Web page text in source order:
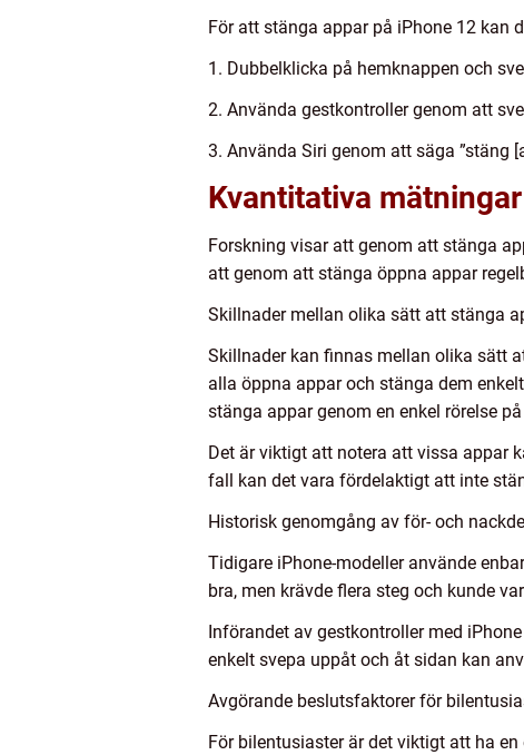
För att stänga appar på iPhone 12 kan
1. Dubbelklicka på hemknappen och
2. Använda gestkontroller genom att
3. Använda Siri genom att säga ”stäng
Kvantitativa
Forskning visar att genom att stänga
att genom att stänga öppna appar
Skillnader mellan olika sätt att stänga
Skillnader kan finnas mellan olika sätt
alla öppna appar och stänga dem
stänga appar genom en enkel rörelse
Det är viktigt att notera att vissa appar
fall kan det vara fördelaktigt att inte
Historisk genomgång av för- och
Tidigare iPhone-modeller använde
bra, men krävde flera steg och kunde
Införandet av gestkontroller med
enkelt svepa uppåt och åt sidan kan
Avgörande beslutsfaktorer för
För bilentusiaster är det viktigt att ha